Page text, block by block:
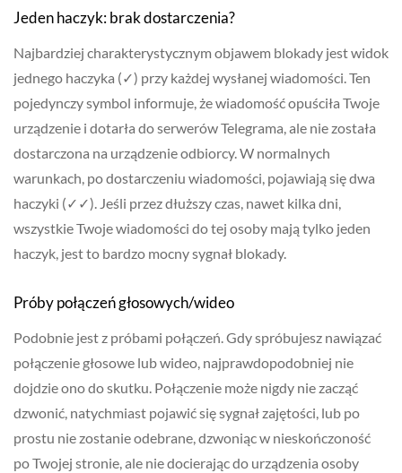
Jeden haczyk: brak dostarczenia?
Najbardziej charakterystycznym objawem blokady jest widok
jednego haczyka (✓) przy każdej wysłanej wiadomości. Ten
pojedynczy symbol informuje, że wiadomość opuściła Twoje
urządzenie i dotarła do serwerów Telegrama, ale nie została
dostarczona na urządzenie odbiorcy. W normalnych
warunkach, po dostarczeniu wiadomości, pojawiają się dwa
haczyki (✓✓). Jeśli przez dłuższy czas, nawet kilka dni,
wszystkie Twoje wiadomości do tej osoby mają tylko jeden
haczyk, jest to bardzo mocny sygnał blokady.
Próby połączeń głosowych/wideo
Podobnie jest z próbami połączeń. Gdy spróbujesz nawiązać
połączenie głosowe lub wideo, najprawdopodobniej nie
dojdzie ono do skutku. Połączenie może nigdy nie zacząć
dzwonić, natychmiast pojawić się sygnał zajętości, lub po
prostu nie zostanie odebrane, dzwoniąc w nieskończoność
po Twojej stronie, ale nie docierając do urządzenia osoby